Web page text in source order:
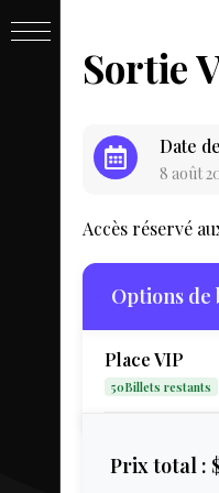
Sortie
Date
8 août
Accès réservé
Options
Place VIP
50Billets restants
Prix total :